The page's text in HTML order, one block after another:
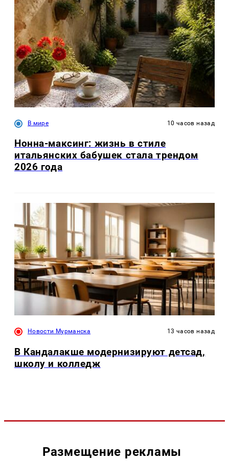
В мире 10 часов назад
Нонна-максинг: жизнь в стиле
итальянских бабушек стала трендом
2026 года
Новости Мурманска 13 часов назад
В Кандалакше модернизируют детсад,
школу и колледж
Размещение рекламы